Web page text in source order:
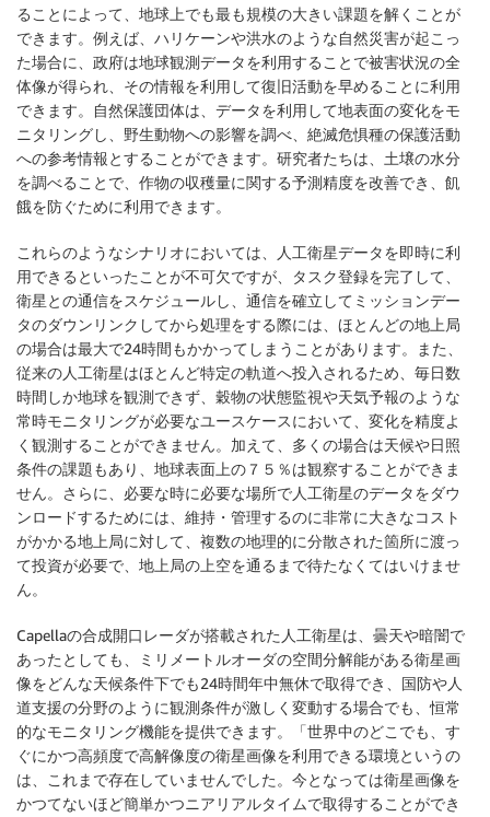
ることによって、地球上でも最も規模の大きい課題を解くことが
できます。例えば、ハリケーンや洪水のような自然災害が起こっ
た場合に、政府は地球観測データを利用することで被害状況の全
体像が得られ、その情報を利用して復旧活動を早めることに利用
できます。自然保護団体は、データを利用して地表面の変化をモ
ニタリングし、野生動物への影響を調べ、絶滅危惧種の保護活動
への参考情報とすることができます。研究者たちは、土壌の水分
を調べることで、作物の収穫量に関する予測精度を改善でき、飢
餓を防ぐために利用できます。
これらのようなシナリオにおいては、人工衛星データを即時に利
用できるといったことが不可欠ですが、タスク登録を完了して、
衛星との通信をスケジュールし、通信を確立してミッションデー
タのダウンリンクしてから処理をする際には、ほとんどの地上局
の場合は最大で24時間もかかってしまうことがあります。また、
従来の人工衛星はほとんど特定の軌道へ投入されるため、毎日数
時間しか地球を観測できず、穀物の状態監視や天気予報のような
常時モニタリングが必要なユースケースにおいて、変化を精度よ
く観測することができません。加えて、多くの場合は天候や日照
条件の課題もあり、地球表面上の７５％は観察することができま
せん。さらに、必要な時に必要な場所で人工衛星のデータをダウ
ンロードするためには、維持・管理するのに非常に大きなコスト
がかかる地上局に対して、複数の地理的に分散された箇所に渡っ
て投資が必要で、地上局の上空を通るまで待たなくてはいけませ
ん。
Capellaの合成開口レーダが搭載された人工衛星は、曇天や暗闇で
あったとしても、ミリメートルオーダの空間分解能がある衛星画
像をどんな天候条件下でも24時間年中無休で取得でき、国防や人
道支援の分野のように観測条件が激しく変動する場合でも、恒常
的なモニタリング機能を提供できます。「世界中のどこでも、す
ぐにかつ高頻度で高解像度の衛星画像を利用できる環境というの
は、これまで存在していませんでした。今となっては衛星画像を
かつてないほど簡単かつニアリアルタイムで取得することができ